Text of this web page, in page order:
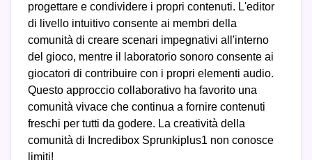
progettare e condividere i propri contenuti. L'editor
di livello intuitivo consente ai membri della
comunità di creare scenari impegnativi all'interno
del gioco, mentre il laboratorio sonoro consente ai
giocatori di contribuire con i propri elementi audio.
Questo approccio collaborativo ha favorito una
comunità vivace che continua a fornire contenuti
freschi per tutti da godere. La creatività della
comunità di Incredibox Sprunkiplus1 non conosce
limiti!